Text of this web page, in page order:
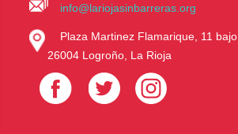
info@lariojasinbarreras.org
Plaza Martinez Flamarique, 11 bajo
26004 Logroño, La Rioja